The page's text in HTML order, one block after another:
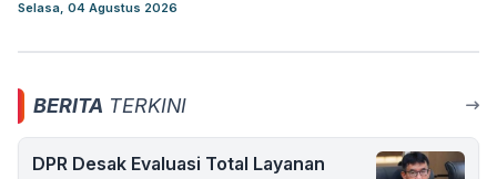
Selasa, 04 Agustus 2026
BERITA TERKINI
DPR Desak Evaluasi Total Layanan